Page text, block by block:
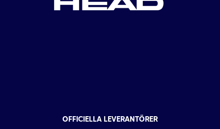
OFFICIELLA LEVERANTÖRER